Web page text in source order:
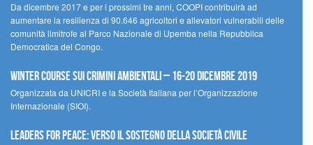
Da dicembre 2017 e per i prossimi tre anni, COOPI contribuirà ad
aumentare la resilienza di 90.646 agricoltori e allevatori vulnerabili delle
comunità limitrofe al Parco Nazionale di Upemba nella Repubblica
Democratica del Congo.
Winter Course sui Crimini Ambientali – 16-20 Dicembre 2019
Organizzata da UNICRI e la Società Italiana per l’Organizzazione
Internazionale (SIOI).
Leaders for peace: verso il sostegno della società civile